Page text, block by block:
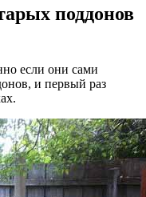
поддонов
если они сами
и первый раз